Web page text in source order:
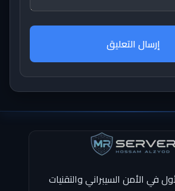
إرسال التعليق
في الأمن السيبراني والتقنيات